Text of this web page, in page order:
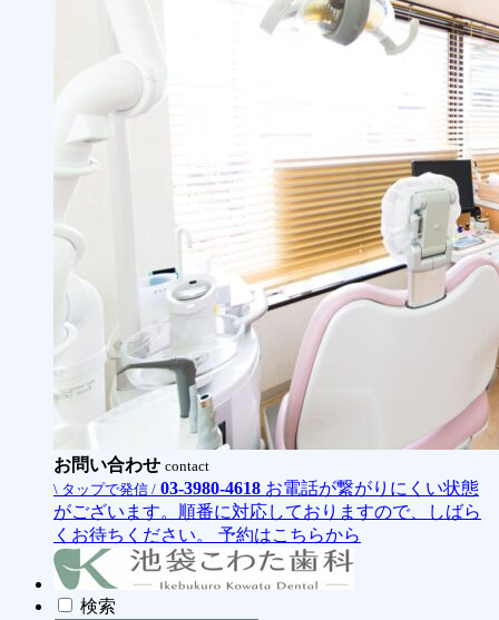
お問い合わせ contact
\ タップで発信 / 03-3980-4618 お電話が繋がりにくい状態
がございます。順番に対応しておりますので、しばら
くお待ちください。
予約はこちらから
検索